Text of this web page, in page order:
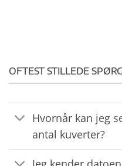
OFTEST STILLEDE
Hvornår kan jeg
antal kuverter?